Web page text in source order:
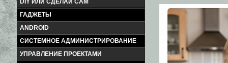
DIY ИЛИ СДЕЛАЙ САМ
ГАДЖЕТЫ
ANDROID
СИСТЕМНОЕ АДМИНИСТРИРОВАНИЕ
УПРАВЛЕНИЕ ПРОЕКТАМИ